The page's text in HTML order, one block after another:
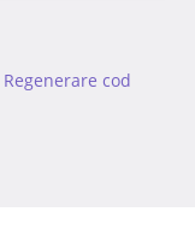
Regenerare cod